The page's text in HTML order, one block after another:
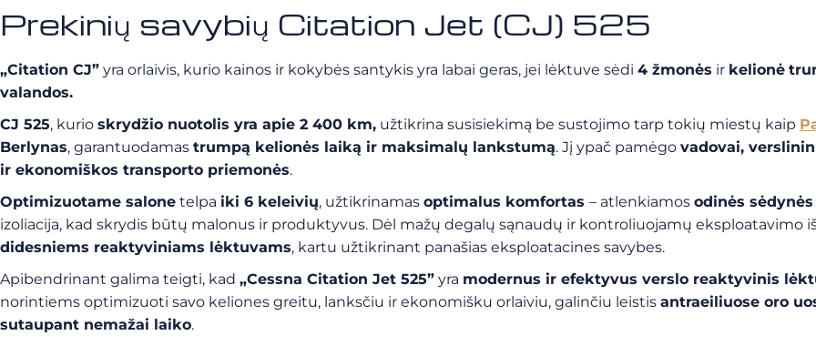
Prekinių savybių Citation Jet (CJ) 525
„Citation CJ” yra orlaivis, kurio kainos ir kokybės santykis yra labai geras, jei lėktuve sėdi 4 žmonės ir kelionė
valandos.
CJ 525, kurio skrydžio nuotolis yra apie 2 400 km, užtikrina susisiekimą be sustojimo tarp tokių miestų kaip
Berlynas, garantuodamas trumpą kelionės laiką ir maksimalų lankstumą. Jį ypač pamėgo vadovai,
ir ekonomiškos transporto priemonės.
Optimizuotame salone telpa iki 6 keleivių, užtikrinamas optimalus komfortas – atlenkiamos odinės sėdynės
izoliacija, kad skrydis būtų malonus ir produktyvus. Dėl mažų degalų sąnaudų ir kontroliuojamų eksploatavimo
didesniems reaktyviniams lėktuvams, kartu užtikrinant panašias eksploatacines savybes.
Apibendrinant galima teigti, kad „Cessna Citation Jet 525” yra modernus ir efektyvus verslo reaktyvinis
norintiems optimizuoti savo keliones greitu, lanksčiu ir ekonomišku orlaiviu, galinčiu leistis antraeiliuose oro
sutaupant nemažai laiko.